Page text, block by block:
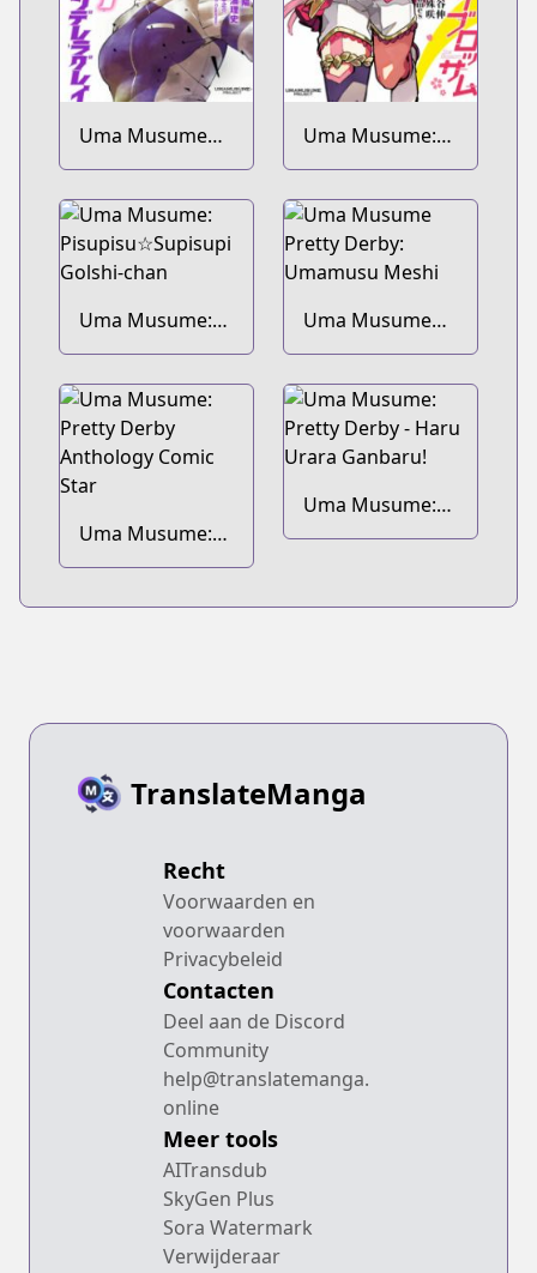
Uma Musume
Cinderella Gray
Uma Musume:
Pretty Derby -
Star Blossom
Uma Musume:
Pisupisu☆Supisupi
Golshi-chan
Uma Musume
Pretty Derby:
Umamusu Meshi
Uma Musume:
Pretty Derby
Uma Musume:
Pretty Derby -
TranslateManga
Recht
Voorwaarden en
voorwaarden
Privacybeleid
Contacten
Deel aan de Discord
Community
help@translatemanga.
online
Meer tools
AITransdub
SkyGen Plus
Sora Watermark
Verwijderaar